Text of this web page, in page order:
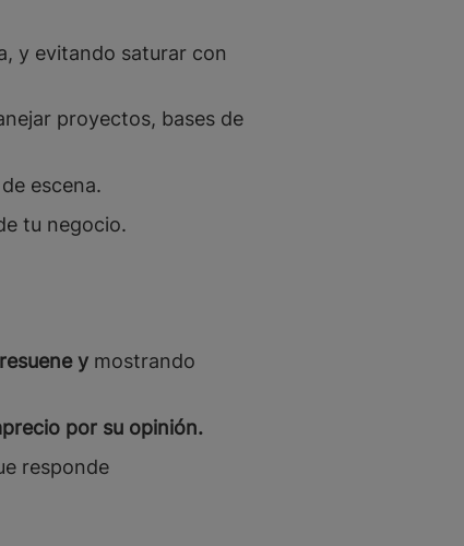
y evitando saturar con
proyectos, bases de
escena.
tu negocio.
y mostrando
por su opinión.
responde